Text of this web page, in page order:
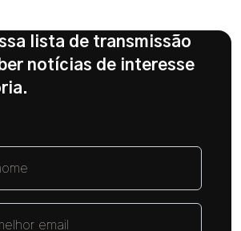
lista de transmissão
notícias de interesse